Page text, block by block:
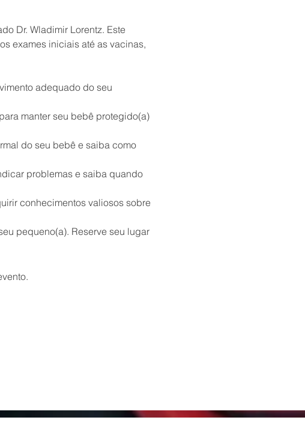
Dr. Wladimir Lorentz. Este
exames iniciais até as vacinas,
adequado do seu
manter seu bebê protegido(a)
do seu bebê e saiba como
problemas e saiba quando
conhecimentos valiosos sobre
pequeno(a). Reserve seu lugar